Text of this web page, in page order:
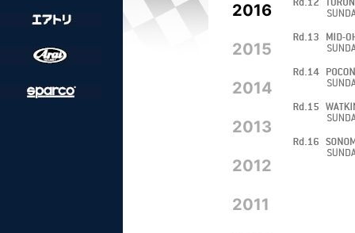
2016
2015
2014
2013
2012
2011